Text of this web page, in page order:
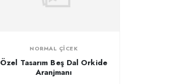
NORMAL ÇICEK
Özel Tasarım Beş Dal Orkide
Aranjmanı